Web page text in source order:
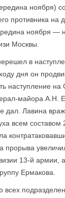
ноября)
противника на
ноября —
Москвы.
в
дня он
наступление на
майора А.Н.
дал. Лавина
всем составом
прорыва
13-й армии, а
Ермакова.
всех